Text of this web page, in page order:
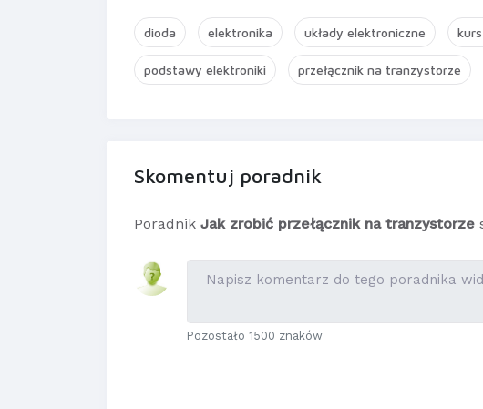
dioda elektronika układy elektroniczne
podstawy elektroniki przełącznik na tranzystorze
Skomentuj poradnik
Poradnik Jak zrobić przełącznik na tranzystorze
Pozostało 1500 znaków